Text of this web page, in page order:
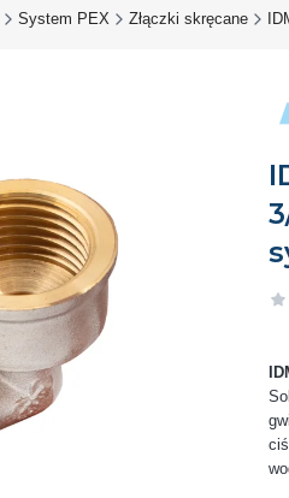
System PEX Złączki skręcane